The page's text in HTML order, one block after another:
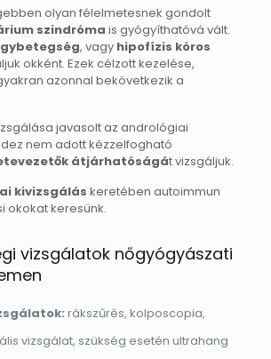
olyan félelmetesnek gondolt
szindróma is gyógyíthatóvá vált.
, vagy hipofízis kóros
okként. Ezek célzott kezelése,
azonnal bekövetkezik a
javasolt az andrológiai
nem adott kézzelfogható
átjárhatóságát vizsgáljuk.
kivizsgálás keretében autoimmun
okokat keresünk.
vizsgálatok nőgyógyászati
rákszűrés, kolposcopia,
vizsgálat, szükség esetén ultrahang